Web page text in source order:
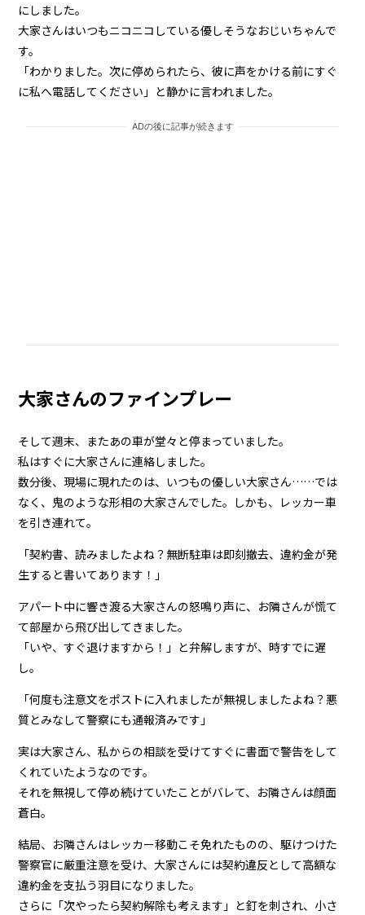
にしました。
大家さんはいつもニコニコしている優しそうなおじいちゃんで
す。
「わかりました。次に停められたら、彼に声をかける前にすぐ
に私へ電話してください」と静かに言われました。
ADの後に記事が続きます
大家さんのファインプレー
そして週末、またあの車が堂々と停まっていました。
私はすぐに大家さんに連絡しました。
数分後、現場に現れたのは、いつもの優しい大家さん……では
なく、鬼のような形相の大家さんでした。しかも、レッカー車
を引き連れて。
「契約書、読みましたよね？無断駐車は即刻撤去、違約金が発
生すると書いてあります！」
アパート中に響き渡る大家さんの怒鳴り声に、お隣さんが慌て
て部屋から飛び出してきました。
「いや、すぐ退けますから！」と弁解しますが、時すでに遅
し。
「何度も注意文をポストに入れましたが無視しましたよね？悪
質とみなして警察にも通報済みです」
実は大家さん、私からの相談を受けてすぐに書面で警告をして
くれていたようなのです。
それを無視して停め続けていたことがバレて、お隣さんは顔面
蒼白。
結局、お隣さんはレッカー移動こそ免れたものの、駆けつけた
警察官に厳重注意を受け、大家さんには契約違反として高額な
違約金を支払う羽目になりました。
さらに「次やったら契約解除も考えます」と釘を刺され、小さ